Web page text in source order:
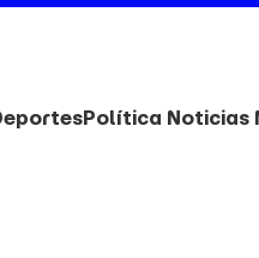
Política Noticias